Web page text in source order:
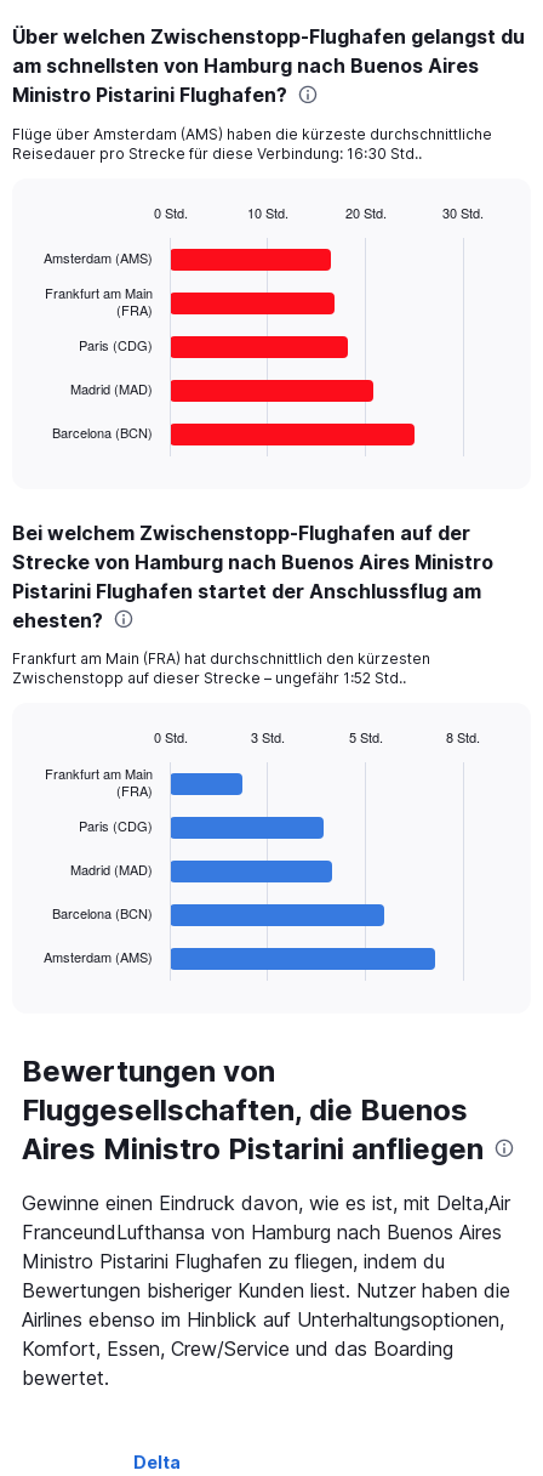
Range:
5
categories.
chart
has
displaying
Range:
Über welchen Zwischenstopp-Flughafen gelangst du
am schnellsten von Hamburg nach Buenos Aires
Ministro Pistarini Flughafen?
Flüge über Amsterdam (AMS) haben die kürzeste durchschnittliche
Reisedauer pro Strecke für diese Verbindung: 16:30 Std..
with
Range:
5
categories.
The
chart
has
1
values.
1800.
Amsterdam (AMS)
Frankfurt am Main
(FRA)
Paris (CDG)
Madrid (MAD)
Barcelona (BCN)
0 Std. 10 Std. 20 Std. 30 Std.
Bei welchem Zwischenstopp-Flughafen auf der
Strecke von Hamburg nach Buenos Aires Ministro
Pistarini Flughafen startet der Anschlussflug am
ehesten?
Frankfurt am Main (FRA) hat durchschnittlich den kürzesten
Zwischenstopp auf dieser Strecke – ungefähr 1:52 Std..
chart
has
Range:
5
categories.
The
chart
1
Y
axis
displaying
values.
Range:
0
to
450.
graphic.
Frankfurt am Main
(FRA)
Paris (CDG)
Madrid (MAD)
Barcelona (BCN)
Amsterdam (AMS)
0 Std. 3 Std. 5 Std. 8 Std.
Bewertungen von
Fluggesellschaften, die Buenos
Aires Ministro Pistarini anfliegen
Gewinne einen Eindruck davon, wie es ist, mit Delta,Air
FranceundLufthansa von Hamburg nach Buenos Aires
Ministro Pistarini Flughafen zu fliegen, indem du
Bewertungen bisheriger Kunden liest. Nutzer haben die
Airlines ebenso im Hinblick auf Unterhaltungsoptionen,
Komfort, Essen, Crew/Service und das Boarding
bewertet.
Delta